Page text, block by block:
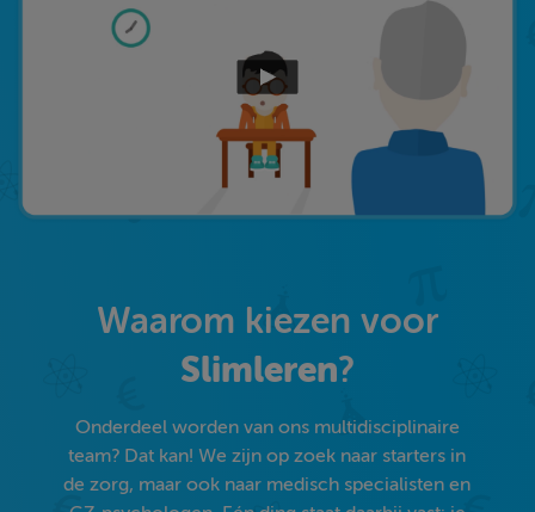
Waarom kiezen voor
Slimleren?
Onderdeel worden van ons multidisciplinaire
team? Dat kan! We zijn op zoek naar starters in
de zorg, maar ook naar medisch specialisten en